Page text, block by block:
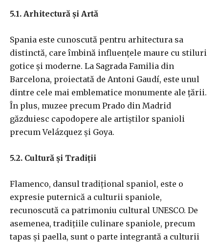
5.1. Arhitectură și Artă
Spania este cunoscută pentru arhitectura sa
distinctă, care îmbină influențele maure cu stiluri
gotice și moderne. La Sagrada Familia din
Barcelona, proiectată de Antoni Gaudí, este unul
dintre cele mai emblematice monumente ale țării.
În plus, muzee precum Prado din Madrid
găzduiesc capodopere ale artiștilor spanioli
precum Velázquez și Goya.
5.2. Cultură și Tradiții
Flamenco, dansul tradițional spaniol, este o
expresie puternică a culturii spaniole,
recunoscută ca patrimoniu cultural UNESCO. De
asemenea, tradițiile culinare spaniole, precum
tapas și paella, sunt o parte integrantă a culturii